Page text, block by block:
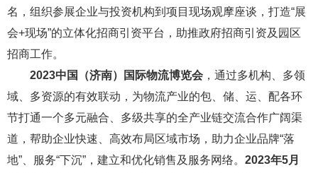
名，组织参展企业与投资机构到项目现场观摩座谈，打造“展
会+现场”的立体化招商引资平台，助推政府招商引资及园区
招商工作。
2023中国（济南）国际物流博览会 ，通过多机构、多领
域、多资源的有效联动，为物流产业的包、储、运、配各环
节打通一个多元融合、多级共享的全产业链交流合作广阔渠
道，帮助企业快速、高效布局区域市场，助力企业品牌“落
地”、服务“下沉”，建立和优化销售及服务网络。 2023年5月